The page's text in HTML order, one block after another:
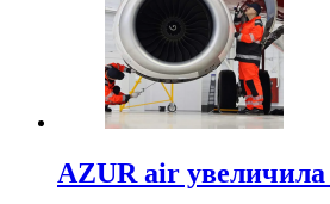
AZUR air увеличила